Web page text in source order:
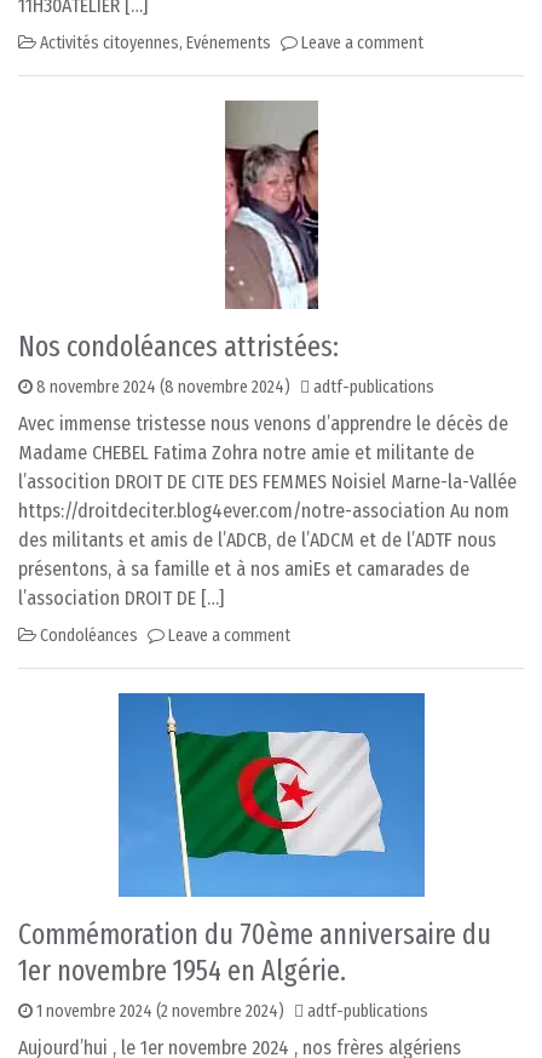
11H30ATELIER […]
Activités citoyennes, Evénements Leave a comment
Nos condoléances attristées:
8 novembre 2024 (8 novembre 2024) adtf-publications
Avec immense tristesse nous venons d’apprendre le décès de
Madame CHEBEL Fatima Zohra notre amie et militante de
l’assocition DROIT DE CITE DES FEMMES Noisiel Marne-la-Vallée
https://droitdeciter.blog4ever.com/notre-association Au nom
des militants et amis de l’ADCB, de l’ADCM et de l’ADTF nous
présentons, à sa famille et à nos amiEs et camarades de
l’association DROIT DE […]
Condoléances Leave a comment
Commémoration du 70ème anniversaire du
1er novembre 1954 en Algérie.
1 novembre 2024 (2 novembre 2024) adtf-publications
Aujourd’hui , le 1er novembre 2024 , nos frères algériens